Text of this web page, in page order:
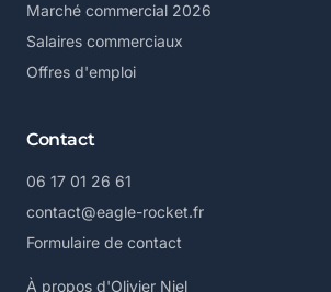
Marché commercial 2026
Salaires commerciaux
Offres d'emploi
Contact
06 17 01 26 61
contact@eagle-rocket.fr
Formulaire de contact
À propos d'Olivier Niel